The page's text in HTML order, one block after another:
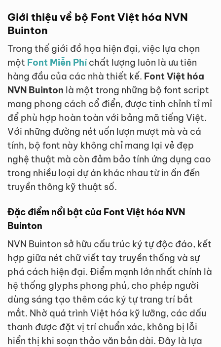
Giới thiệu về bộ Font Việt hóa NVN
Buinton
Trong thế giới đồ họa hiện đại, việc lựa chọn
một Font Miễn Phíchất lượng luôn là ưu tiên
hàng đầu của các nhà thiết kế. Font Việt hóa
NVN Buinton là một trong những bộ font script
mang phong cách cổ điển, được tinh chỉnh tỉ mỉ
để phù hợp hoàn toàn với bảng mã tiếng Việt.
Với những đường nét uốn lượn mượt mà và cá
tính, bộ font này không chỉ mang lại vẻ đẹp
nghệ thuật mà còn đảm bảo tính ứng dụng cao
trong nhiều loại dự án khác nhau từ in ấn đến
truyền thông kỹ thuật số.
Đặc điểm nổi bật của Font Việt hóa NVN
Buinton
NVN Buinton sở hữu cấu trúc ký tự độc đáo, kết
hợp giữa nét chữ viết tay truyền thống và sự
phá cách hiện đại. Điểm mạnh lớn nhất chính là
hệ thống glyphs phong phú, cho phép người
dùng sáng tạo thêm các ký tự trang trí bắt
mắt. Nhờ quá trình Việt hóa kỹ lưỡng, các dấu
thanh được đặt vị trí chuẩn xác, không bị lỗi
hiển thị khi soạn thảo văn bản dài. Đây là lựa